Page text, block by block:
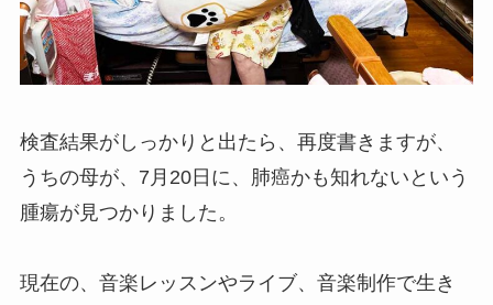
検査結果がしっかりと出たら、再度書きますが、
うちの母が、7月20日に、肺癌かも知れないという
腫瘍が見つかりました。
現在の、音楽レッスンやライブ、音楽制作で生き